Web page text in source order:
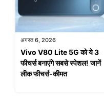
अगस्त 6, 2026
Vivo V80 Lite 5G को ये 3
फीचर्स बनाएंगे सबसे स्पेशल! जानें
लीक फीचर्स-कीमत